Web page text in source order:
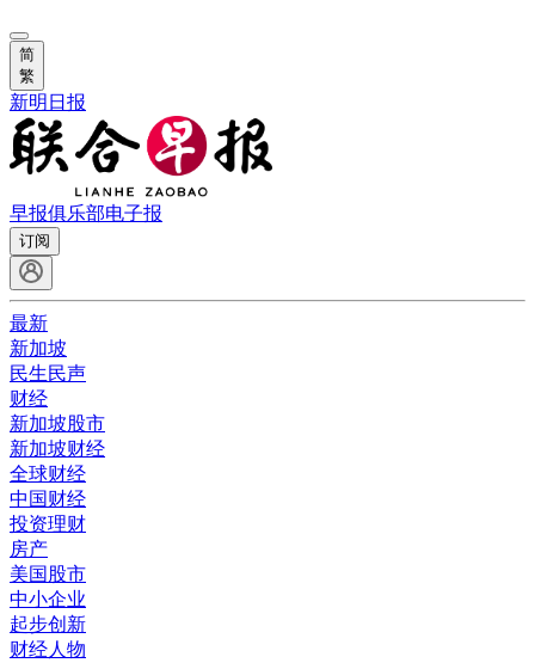
简
繁
新明日报
早报俱乐部电子报
订阅
最新
新加坡
民生民声
财经
新加坡股市
新加坡财经
全球财经
中国财经
投资理财
房产
美国股市
中小企业
起步创新
财经人物